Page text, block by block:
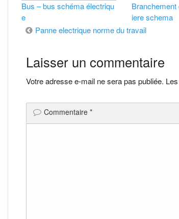
Bus – bus schéma électriqu
e
Branchement
iere schema
Navigation
de
l’article
Panne electrique norme du travail
Laisser un commentaire
Votre adresse e-mail ne sera pas publiée.
Commentaire *